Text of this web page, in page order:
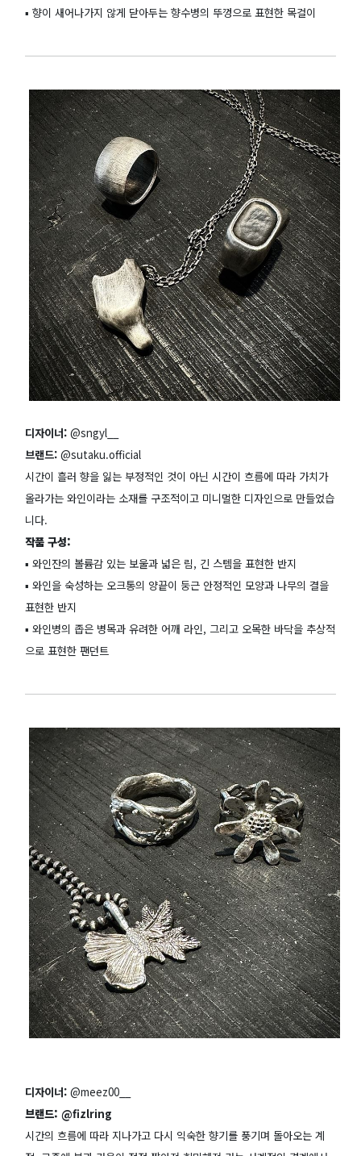
▪️ 향이 새어나가지 않게 닫아두는 향수병의 뚜껑으로 표현한 목걸이
디자이너: @sngyl__
브랜드: @sutaku.official
시간이 흘러 향을 잃는 부정적인 것이 아닌 시간이 흐름에 따라 가치가
올라가는 와인이라는 소재를 구조적이고 미니멀한 디자인으로 만들었습
니다.
작품 구성:
▪️ 와인잔의 볼륨감 있는 보울과 넓은 림, 긴 스템을 표현한 반지
▪️ 와인을 숙성하는 오크통의 양끝이 둥근 안정적인 모양과 나무의 결을
표현한 반지
▪️ 와인병의 좁은 병목과 유려한 어깨 라인, 그리고 오목한 바닥을 추상적
으로 표현한 팬던트
디자이너: @meez00__
브랜드: @fizlring
시간의 흐름에 따라 지나가고 다시 익숙한 향기를 풍기며 돌아오는 계